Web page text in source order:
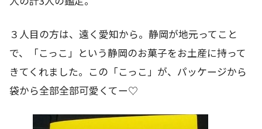
３人目の方は、遠く愛知から。静岡が地元ってこと
で、「こっこ」という静岡のお菓子をお土産に持って
きてくれました。この「こっこ」が、パッケージから
袋から全部全部可愛くてー♡